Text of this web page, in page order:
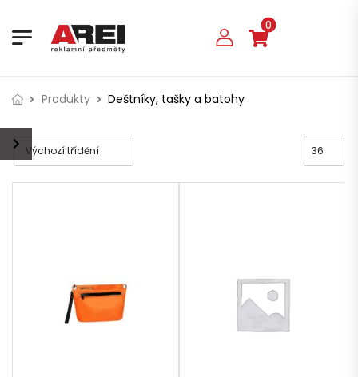
0
Produkty Deštníky, tašky a batohy